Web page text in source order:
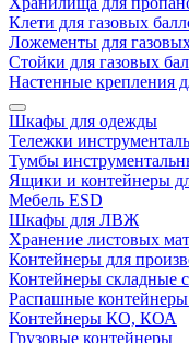
Клети для газовых
Ложементы для
Стойки для газовых
Настенные крепления
Шкафы для одежды
Тележки
Тумбы
Ящики и контейнеры
Мебель ESD
Шкафы для ЛВЖ
Хранение листовых
Контейнеры для
Контейнеры складные
Распашные контейнеры
Контейнеры КО, КОА
Грузовые контейнеры